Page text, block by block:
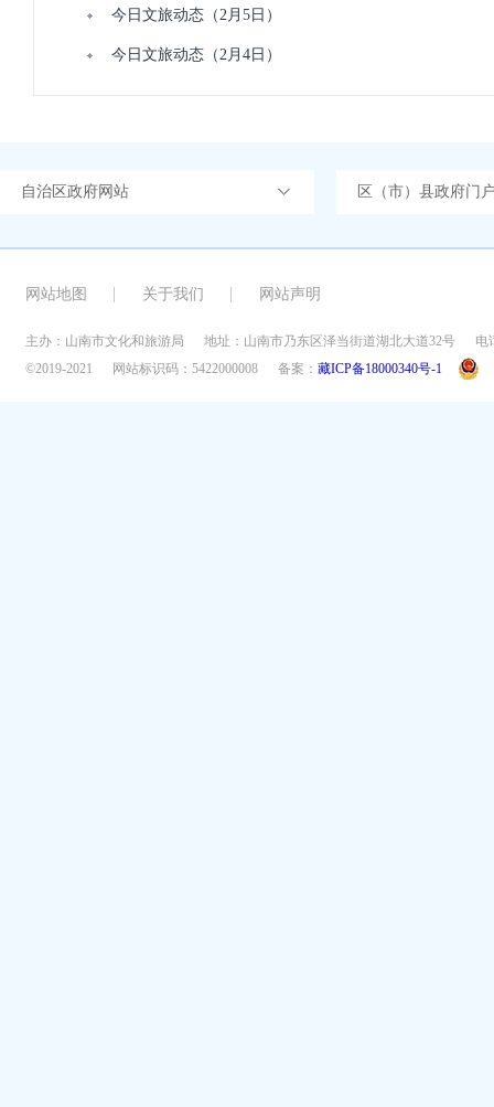
今日文旅动态（2月5日）
今日文旅动态（2月4日）
自治区政府网站 区（市）县政府门
网站地图 关于我们 网站声明
主办：山南市文化和旅游局 地址：山南市乃东区泽当街道湖北大道32号
电
©2019-2021
网站标识码：5422000008 备案： 藏ICP备18000340号-1